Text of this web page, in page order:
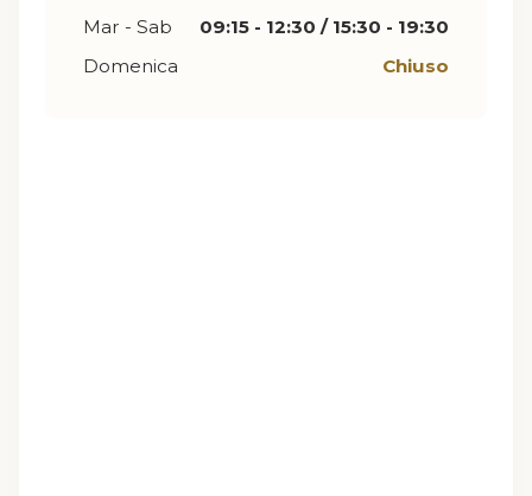
Mar - Sab
09:15 - 12:30 / 15:30 - 19:30
Domenica
Chiuso